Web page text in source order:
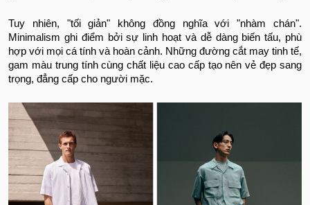
Tuy nhiên, "tối giản" không đồng nghĩa với "nhàm chán".
Minimalism ghi điểm bởi sự linh hoạt và dễ dàng biến tấu, phù
hợp với mọi cá tính và hoàn cảnh. Những đường cắt may tinh tế,
gam màu trung tính cùng chất liệu cao cấp tạo nên vẻ đẹp sang
trọng, đẳng cấp cho người mặc.